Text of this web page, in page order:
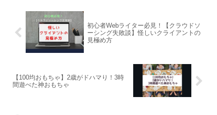
初心者Webライター必見！【クラウドソ
ーシング失敗談】怪しいクライアントの
見極め方
【100均おもちゃ】2歳がドハマり！3時
間遊べた神おもちゃ